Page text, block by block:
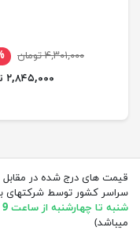
۴,۳۰۱,۰۰۰ تومان
۲,۸۴۵,۰۰۰ تومان
قیمت های درج شده در مقابل
سراسر کشور توسط شرکتهای
شنبه تا چهارشنبه از ساعت 9 الی 17
میباشد)